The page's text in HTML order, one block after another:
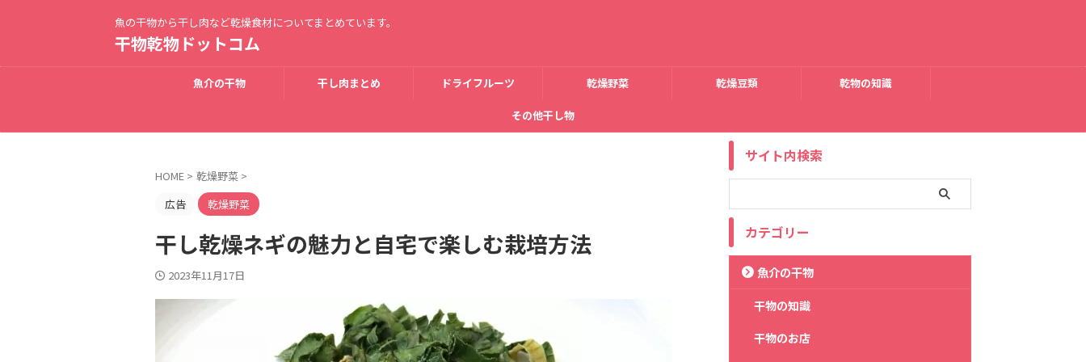
魚の干物から干し肉など乾燥食材についてまとめています。
干物乾物ドットコム
魚介の干物 干し肉まとめ ドライフルーツ 乾燥野菜 乾燥豆類 乾物の知識
その他干し物
HOME > 乾燥野菜 >
広告
乾燥野菜
干し乾燥ネギの魅力と自宅で楽しむ栽培方法
2023年11月17日
サイト内検索
カテゴリー
魚介の干物
干物の知識
干物のお店